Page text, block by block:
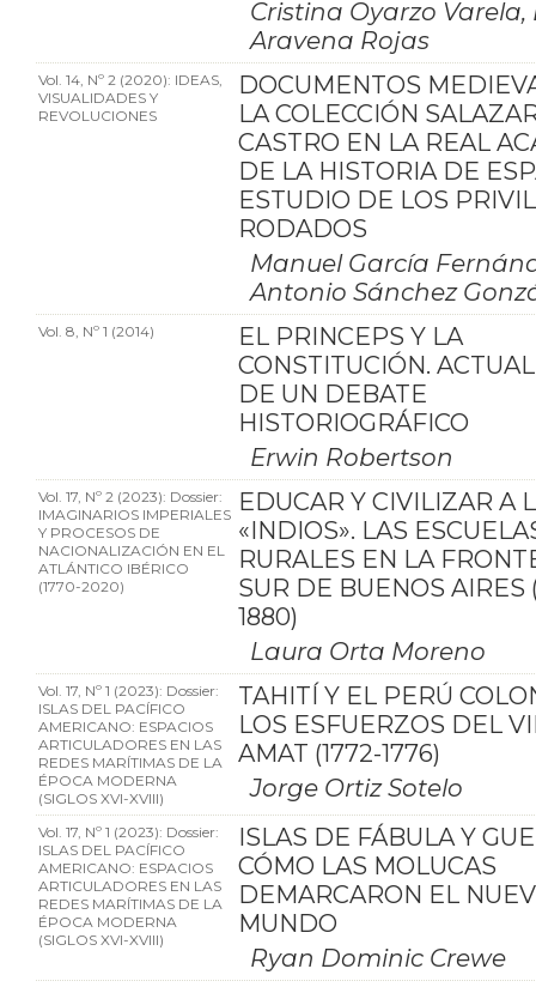
Cristina Oyarzo Varela,
Aravena Rojas
Vol. 14, Nº 2 (2020): IDEAS,
VISUALIDADES Y
REVOLUCIONES
DOCUMENTOS
LA COLECCIÓN
CASTRO EN LA REAL
DE LA HISTORIA DE
ESTUDIO DE LOS
RODADOS
Manuel García
Antonio Sánchez
Vol. 8, Nº 1 (2014)
EL PRINCEPS Y LA
CONSTITUCIÓN.
DE UN DEBATE
HISTORIOGRÁFICO
Erwin Robertson
Vol. 17, Nº 2 (2023): Dossier:
IMAGINARIOS IMPERIALES
Y PROCESOS DE
NACIONALIZACIÓN EN EL
ATLÁNTICO IBÉRICO
(1770-2020)
EDUCAR Y CIVILIZAR A
«INDIOS». LAS
RURALES EN LA
SUR DE BUENOS AIRES
1880)
Laura Orta Moreno
Vol. 17, Nº 1 (2023): Dossier:
ISLAS DEL PACÍFICO
AMERICANO: ESPACIOS
ARTICULADORES EN LAS
REDES MARÍTIMAS DE LA
ÉPOCA MODERNA
(SIGLOS XVI-XVIII)
TAHITÍ Y EL PERÚ
LOS ESFUERZOS DEL
AMAT (1772-1776)
Jorge Ortiz Sotelo
Vol. 17, Nº 1 (2023): Dossier:
ISLAS DEL PACÍFICO
AMERICANO: ESPACIOS
ARTICULADORES EN LAS
REDES MARÍTIMAS DE LA
ÉPOCA MODERNA
(SIGLOS XVI-XVIII)
ISLAS DE FÁBULA Y
CÓMO LAS MOLUCAS
DEMARCARON EL
MUNDO
Ryan Dominic Crewe